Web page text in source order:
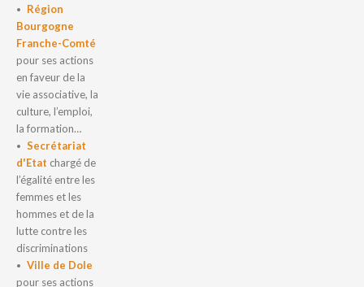
Région
Bourgogne
Franche-Comté
pour ses actions
en faveur de la
vie associative, la
culture, l’emploi,
la formation…
Secrétariat
d'Etat chargé de
l’égalité entre les
femmes et les
hommes et de la
lutte contre les
discriminations
Ville de Dole
pour ses actions